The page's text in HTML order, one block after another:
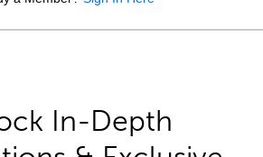
In-Depth